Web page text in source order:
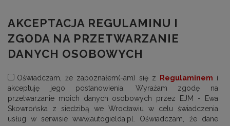
AKCEPTACJA REGULAMINU I
ZGODA NA PRZETWARZANIE
DANYCH OSOBOWYCH
Oświadczam, że zapoznałem(-am) się z Regulaminem i
akceptuję jego postanowienia. Wyrażam zgodę na
przetwarzanie moich danych osobowych przez EJM - Ewa
Skowrońska z siedzibą we Wrocławiu w celu świadczenia
usług w serwisie www.autogielda.pl. Oświadczam, że dane